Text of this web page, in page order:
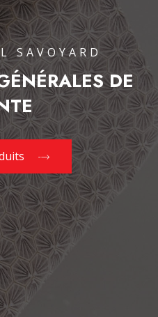
SAVOYARD
DE